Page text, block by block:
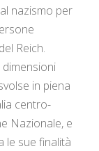
nazismo per
Reich.
in piena
centro-
Nazionale, e
le sue finalità